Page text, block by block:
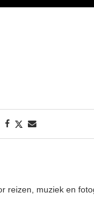
reizen, muziek en